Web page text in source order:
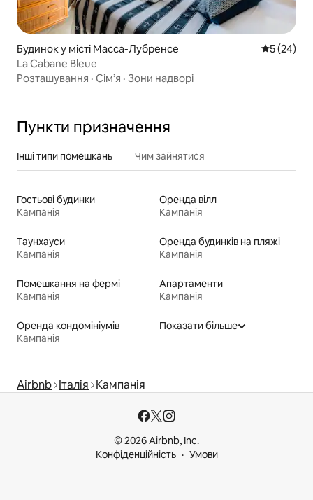
Будинок у місті Масса-Лубренсе Середня
5 (24)
La Cabane Bleue
Розташування · Сім’я · Зони надворі
Пункти призначення
Інші типи помешкань Чим зайнятися
Гостьові будинки
Кампанія
Оренда вілл
Кампанія
Таунхауси
Кампанія
Оренда будинків на пляжі
Кампанія
Помешкання на фермі
Кампанія
Апартаменти
Кампанія
Оренда кондомініумів
Кампанія
Показати більше
Airbnb Італія Кампанія
© 2026 Airbnb, Inc.
Конфіденційність
Умови